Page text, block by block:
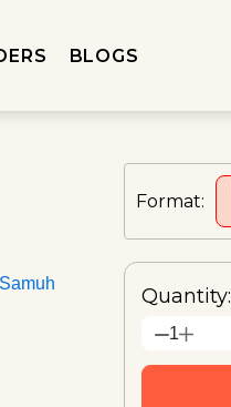
BLOGS
Format:
Quantity:
1